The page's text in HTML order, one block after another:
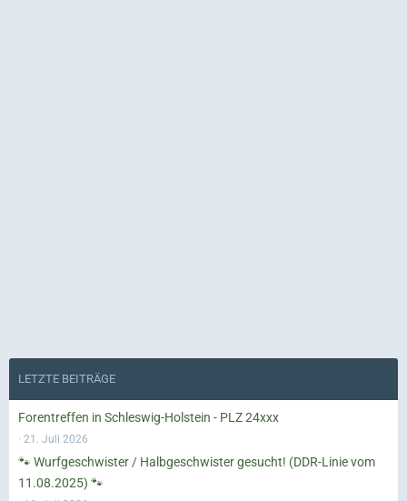
LETZTE BEITRÄGE
Forentreffen in Schleswig-Holstein - PLZ 24xxx
21. Juli 2026
🐾 Wurfgeschwister / Halbgeschwister gesucht! (DDR-Linie vom
11.08.2025) 🐾